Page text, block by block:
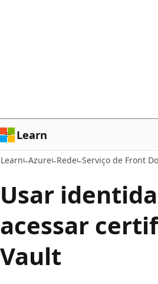
Learn
Learn Azure Rede Serviço de Front
Usar
acessar
Vault